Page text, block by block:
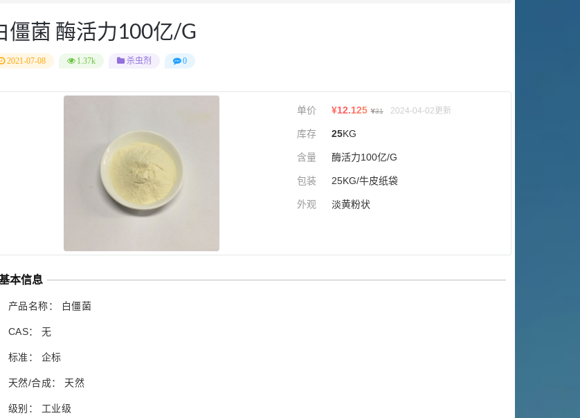
僵菌 酶活力100亿/G
2021-07-08 1.37k 杀虫剂 0
单价 ¥12.125 ¥31 2024-04-02更新
库存 25KG
含量 酶活力100亿/G
包装 25KG/牛皮纸袋
外观 淡黄粉状
本信息
产品名称： 白僵菌
CAS： 无
标准： 企标
天然/合成： 天然
级别： 工业级